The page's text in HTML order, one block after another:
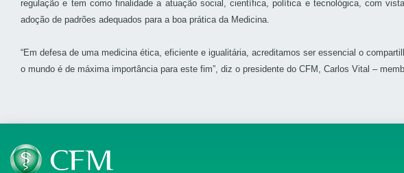
regulação e tem como finalidade a atuação social, científica, política e tecnológica, com
adoção de padrões adequados para a boa prática da Medicina.
“Em defesa de uma medicina ética, eficiente e igualitária, acreditamos ser essencial o
o mundo é de máxima importância para este fim”, diz o presidente do CFM, Carlos Vital –